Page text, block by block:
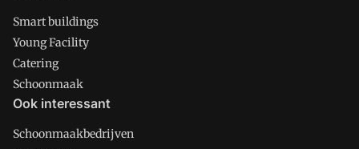
Smart buildings
Young Facility
Catering
Schoonmaak
Ook interessant
Schoonmaakbedrijven